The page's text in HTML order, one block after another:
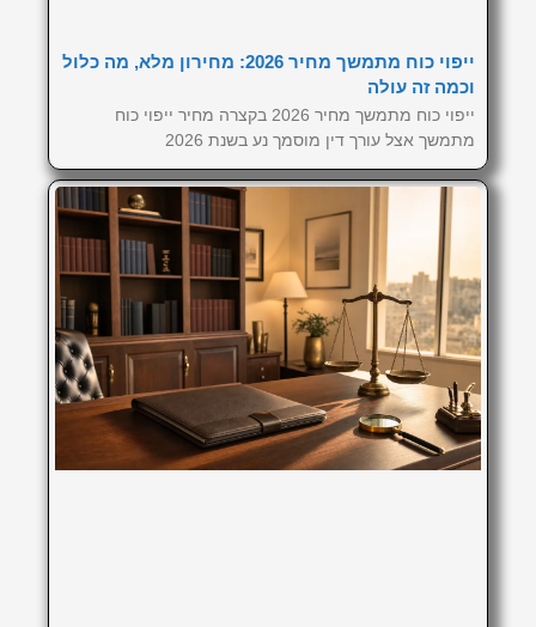
ייפוי כוח מתמשך מחיר 2026: מחירון מלא, מה כלול
וכמה זה עולה
ייפוי כוח מתמשך מחיר 2026 בקצרה מחיר ייפוי כוח
מתמשך אצל עורך דין מוסמך נע בשנת 2026